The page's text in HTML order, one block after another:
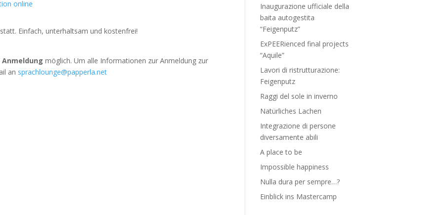
online
Einfach, unterhaltsam und kostenfrei!
möglich. Um alle Informationen zur Anmeldung zur
an sprachlounge@papperla.net
Inaugurazione ufficiale della
baita autogestita
“Feigenputz”
ExPEERienced final projects
“Aquile”
Lavori di ristrutturazione:
Feigenputz
Raggi del sole in inverno
Natürliches Lachen
Integrazione di persone
diversamente abili
A place to be
Impossible happiness
Nulla dura per sempre…?
Einblick ins Mastercamp